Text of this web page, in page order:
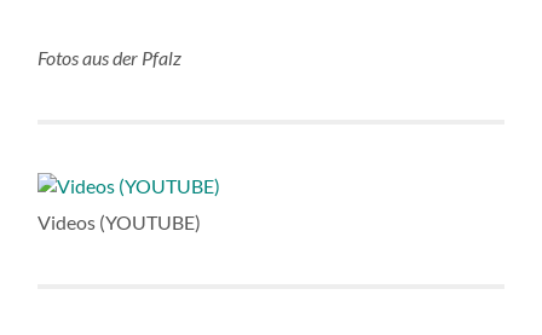
Fotos aus der Pfalz
Videos (YOUTUBE)